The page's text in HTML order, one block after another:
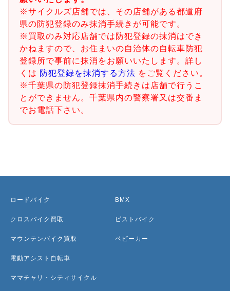
※サイクルズ店舗では、その店舗がある都道府
県の防犯登録のみ抹消手続きが可能です。
※買取のみ対応店舗では防犯登録の抹消はでき
かねますので、お住まいの自治体の自転車防犯
登録所で事前に抹消をお願いいたします。詳し
くは 防犯登録を抹消する方法 をご覧ください。
※千葉県の防犯登録抹消手続きは店舗で行うこ
とができません。千葉県内の警察署又は交番ま
でお電話下さい。
ロードバイク
クロスバイク買取
マウンテンバイク買取
電動アシスト自転車
ママチャリ・シティサイクル
BMX
ピストバイク
ベビーカー